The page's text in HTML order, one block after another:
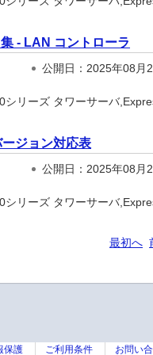
- LAN コントローラ
公開日：2025年08月
リーズ タワーサーバ
ジョン対応表
公開日：2025年08月
リーズ タワーサーバ
最初へ
保護 ご利用条件 お問い